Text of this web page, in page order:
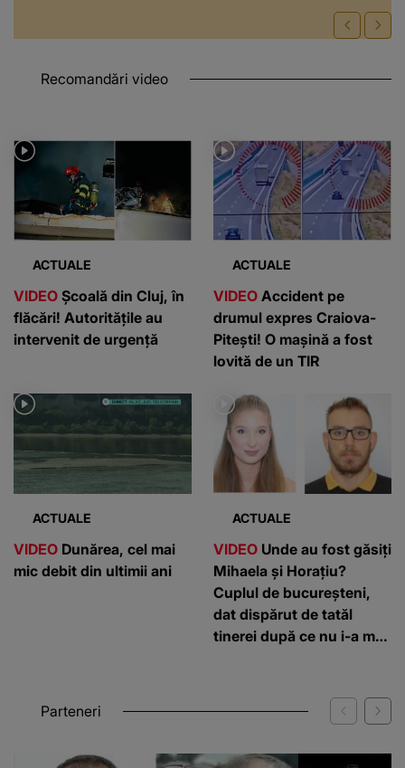
Recomandări video
ACTUALE
VIDEO Școală din Cluj, în
flăcări! Autoritățile au
intervenit de urgență
ACTUALE
VIDEO Accident pe
drumul expres Craiova-
Pitești! O mașină a fost
lovită de un TIR
ACTUALE
VIDEO Dunărea, cel mai
mic debit din ultimii ani
ACTUALE
VIDEO Unde au fost găsiți
Mihaela și Horațiu?
Cuplul de bucureșteni,
dat dispărut de tatăl
tinerei după ce nu i-a mai
Parteneri